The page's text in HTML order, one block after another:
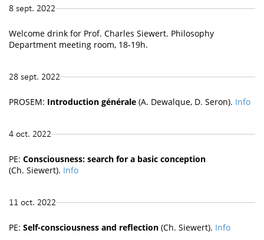
8 sept. 2022
Welcome drink for Prof. Charles Siewert. Philosophy
Department meeting room, 18-19h.
28 sept. 2022
PROSEM: Introduction générale (A. Dewalque, D. Seron). Info
4 oct. 2022
PE: Consciousness: search for a basic conception
(Ch. Siewert). Info
11 oct. 2022
PE: Self-consciousness and reflection (Ch. Siewert). Info